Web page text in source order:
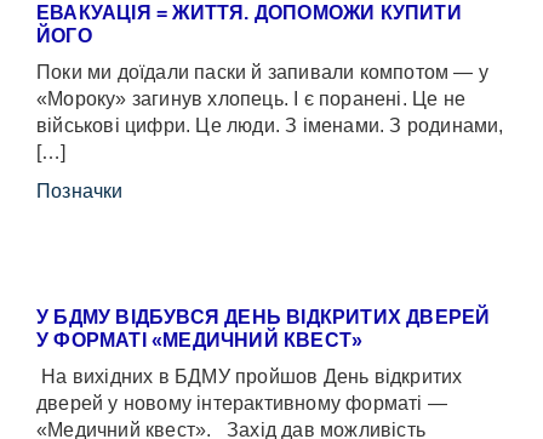
ЕВАКУАЦІЯ = ЖИТТЯ. ДОПОМОЖИ КУПИТИ
ЙОГО
Поки ми доїдали паски й запивали компотом — у
«Мороку» загинув хлопець. І є поранені. Це не
військові цифри. Це люди. З іменами. З родинами,
[…]
Позначки
У БДМУ ВІДБУВСЯ ДЕНЬ ВІДКРИТИХ ДВЕРЕЙ
У ФОРМАТІ «МЕДИЧНИЙ КВЕСТ»
На вихідних в БДМУ пройшов День відкритих
дверей у новому інтерактивному форматі —
«Медичний квест». Захід дав можливість